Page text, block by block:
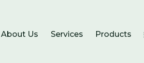
About Us Services Products